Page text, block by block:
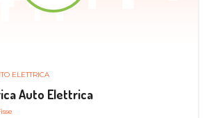
ELETTRICA
Auto Elettrica